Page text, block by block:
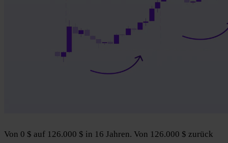
Von 0 $ auf 126.000 $ in 16 Jahren. Von 126.000 $ zurück